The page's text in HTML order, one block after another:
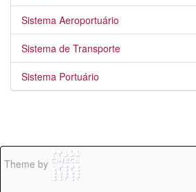
Sistema Aeroportuário
Sistema de Transporte
Sistema Portuário
Theme by